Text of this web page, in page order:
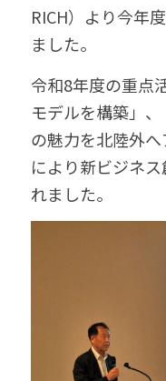
RICH）より今年
ました。
令和8年度の重点
モデルを構築」
の魅力を北陸外
により新ビジネ
れました。